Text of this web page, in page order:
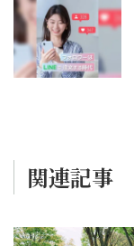
関連記事